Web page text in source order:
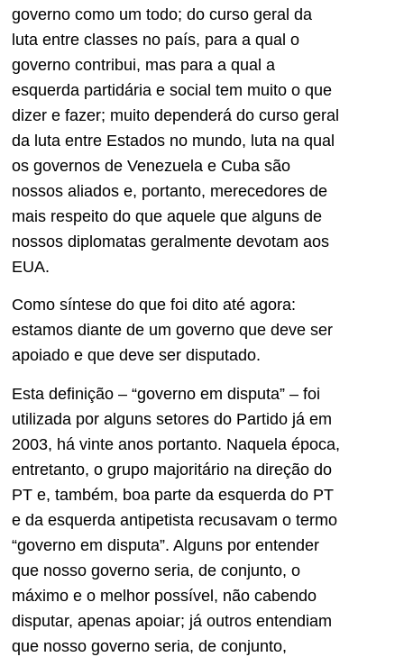
governo como um todo; do curso geral da
luta entre classes no país, para a qual o
governo contribui, mas para a qual a
esquerda partidária e social tem muito o que
dizer e fazer; muito dependerá do curso geral
da luta entre Estados no mundo, luta na qual
os governos de Venezuela e Cuba são
nossos aliados e, portanto, merecedores de
mais respeito do que aquele que alguns de
nossos diplomatas geralmente devotam aos
EUA.
Como síntese do que foi dito até agora:
estamos diante de um governo que deve ser
apoiado e que deve ser disputado.
Esta definição – “governo em disputa” – foi
utilizada por alguns setores do Partido já em
2003, há vinte anos portanto. Naquela época,
entretanto, o grupo majoritário na direção do
PT e, também, boa parte da esquerda do PT
e da esquerda antipetista recusavam o termo
“governo em disputa”. Alguns por entender
que nosso governo seria, de conjunto, o
máximo e o melhor possível, não cabendo
disputar, apenas apoiar; já outros entendiam
que nosso governo seria, de conjunto,